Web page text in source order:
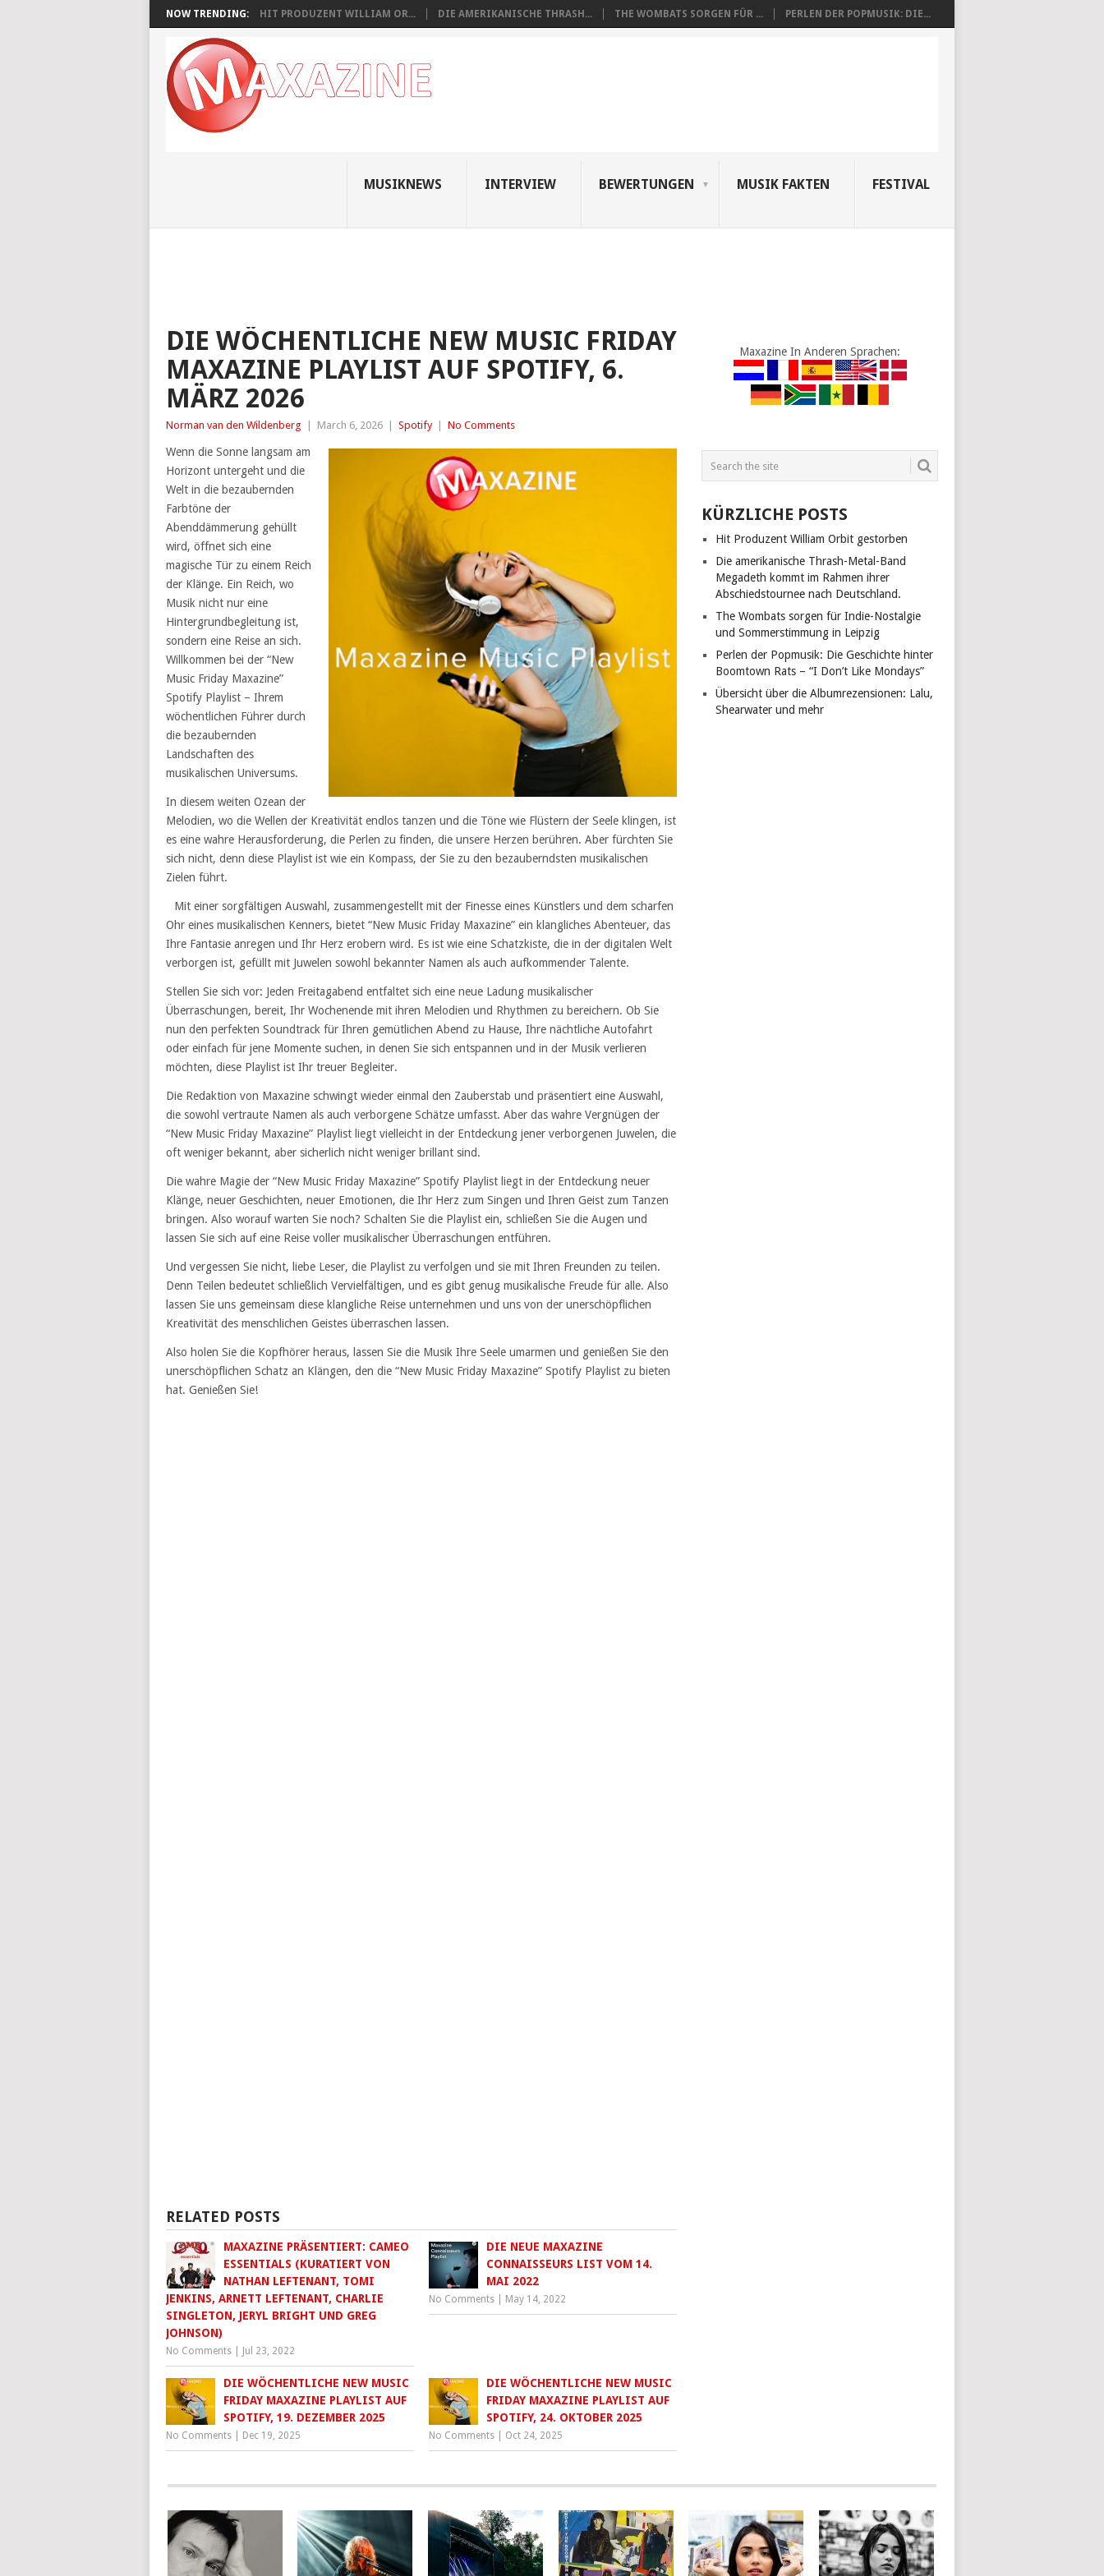
NOW TRENDING: HIT PRODUZENT WILLIAM OR... DIE AMERIKANISCHE THRASH... THE WOMBATS SORGEN FÜR ... PERLEN DER POPMUSIK: DIE...
MUSIKNEWS INTERVIEW BEWERTUNGEN MUSIK FAKTEN FESTIVAL
DIE WÖCHENTLICHE NEW MUSIC FRIDAY
MAXAZINE PLAYLIST AUF SPOTIFY, 6.
MÄRZ 2026
Norman van den Wildenberg March 6, 2026 Spotify No Comments
Wenn die Sonne langsam am
Horizont untergeht und die
Welt in die bezaubernden
Farbtöne der
Abenddämmerung gehüllt
wird, öffnet sich eine
magische Tür zu einem Reich
der Klänge. Ein Reich, wo
Musik nicht nur eine
Hintergrundbegleitung ist,
sondern eine Reise an sich.
Willkommen bei der “New
Music Friday Maxazine”
Spotify Playlist – Ihrem
wöchentlichen Führer durch
die bezaubernden
Landschaften des
musikalischen Universums.
In diesem weiten Ozean der
Melodien, wo die Wellen der Kreativität endlos tanzen und die Töne wie Flüstern der Seele klingen, ist
es eine wahre Herausforderung, die Perlen zu finden, die unsere Herzen berühren. Aber fürchten Sie
sich nicht, denn diese Playlist ist wie ein Kompass, der Sie zu den bezauberndsten musikalischen
Zielen führt.
Mit einer sorgfältigen Auswahl, zusammengestellt mit der Finesse eines Künstlers und dem scharfen
Ohr eines musikalischen Kenners, bietet “New Music Friday Maxazine” ein klangliches Abenteuer, das
Ihre Fantasie anregen und Ihr Herz erobern wird. Es ist wie eine Schatzkiste, die in der digitalen Welt
verborgen ist, gefüllt mit Juwelen sowohl bekannter Namen als auch aufkommender Talente.
Stellen Sie sich vor: Jeden Freitagabend entfaltet sich eine neue Ladung musikalischer
Überraschungen, bereit, Ihr Wochenende mit ihren Melodien und Rhythmen zu bereichern. Ob Sie
nun den perfekten Soundtrack für Ihren gemütlichen Abend zu Hause, Ihre nächtliche Autofahrt
oder einfach für jene Momente suchen, in denen Sie sich entspannen und in der Musik verlieren
möchten, diese Playlist ist Ihr treuer Begleiter.
Die Redaktion von Maxazine schwingt wieder einmal den Zauberstab und präsentiert eine Auswahl,
die sowohl vertraute Namen als auch verborgene Schätze umfasst. Aber das wahre Vergnügen der
“New Music Friday Maxazine” Playlist liegt vielleicht in der Entdeckung jener verborgenen Juwelen, die
oft weniger bekannt, aber sicherlich nicht weniger brillant sind.
Die wahre Magie der “New Music Friday Maxazine” Spotify Playlist liegt in der Entdeckung neuer
Klänge, neuer Geschichten, neuer Emotionen, die Ihr Herz zum Singen und Ihren Geist zum Tanzen
bringen. Also worauf warten Sie noch? Schalten Sie die Playlist ein, schließen Sie die Augen und
lassen Sie sich auf eine Reise voller musikalischer Überraschungen entführen.
Und vergessen Sie nicht, liebe Leser, die Playlist zu verfolgen und sie mit Ihren Freunden zu teilen.
Denn Teilen bedeutet schließlich Vervielfältigen, und es gibt genug musikalische Freude für alle. Also
lassen Sie uns gemeinsam diese klangliche Reise unternehmen und uns von der unerschöpflichen
Kreativität des menschlichen Geistes überraschen lassen.
Also holen Sie die Kopfhörer heraus, lassen Sie die Musik Ihre Seele umarmen und genießen Sie den
unerschöpflichen Schatz an Klängen, den die “New Music Friday Maxazine” Spotify Playlist zu bieten
hat. Genießen Sie!
RELATED POSTS
MAXAZINE PRÄSENTIERT: CAMEO
ESSENTIALS (KURATIERT VON
NATHAN LEFTENANT, TOMI
JENKINS, ARNETT LEFTENANT, CHARLIE
SINGLETON, JERYL BRIGHT UND GREG
JOHNSON)
No Comments Jul 23, 2022
DIE NEUE MAXAZINE
CONNAISSEURS LIST VOM 14.
MAI 2022
No Comments May 14, 2022
DIE WÖCHENTLICHE NEW MUSIC
FRIDAY MAXAZINE PLAYLIST AUF
SPOTIFY, 19. DEZEMBER 2025
No Comments Dec 19, 2025
DIE WÖCHENTLICHE NEW MUSIC
FRIDAY MAXAZINE PLAYLIST AUF
SPOTIFY, 24. OKTOBER 2025
No Comments Oct 24, 2025
Maxazine In Anderen Sprachen:
KÜRZLICHE POSTS
Hit Produzent William Orbit gestorben
Die amerikanische Thrash-Metal-Band
Megadeth kommt im Rahmen ihrer
Abschiedstournee nach Deutschland.
The Wombats sorgen für Indie-Nostalgie
und Sommerstimmung in Leipzig
Perlen der Popmusik: Die Geschichte hinter
Boomtown Rats – “I Don’t Like Mondays”
Übersicht über die Albumrezensionen: Lalu,
Shearwater und mehr